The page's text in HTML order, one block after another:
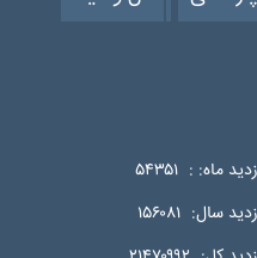
ماه: : ۵۴۳۵۱
سال: ۱۵۶۰۸۱